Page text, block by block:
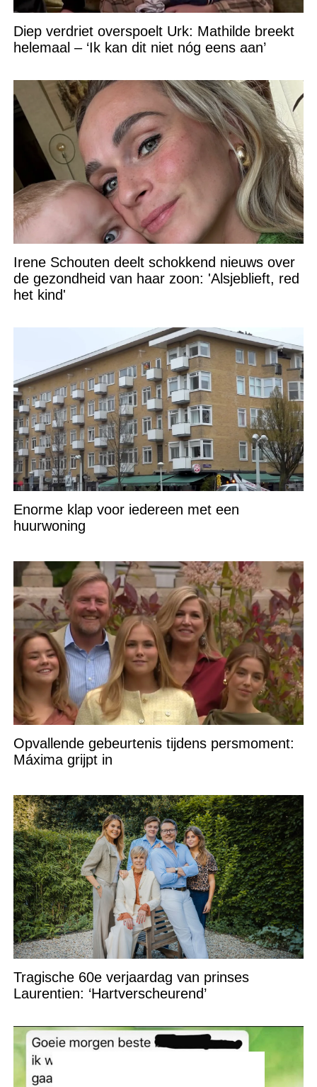
Diep verdriet overspoelt Urk: Mathilde breekt
helemaal – ‘Ik kan dit niet nóg eens aan’
Irene Schouten deelt schokkend nieuws over
de gezondheid van haar zoon: 'Alsjeblieft, red
het kind'
Enorme klap voor iedereen met een
huurwoning
Opvallende gebeurtenis tijdens persmoment:
Máxima grijpt in
Tragische 60e verjaardag van prinses
Laurentien: ‘Hartverscheurend’